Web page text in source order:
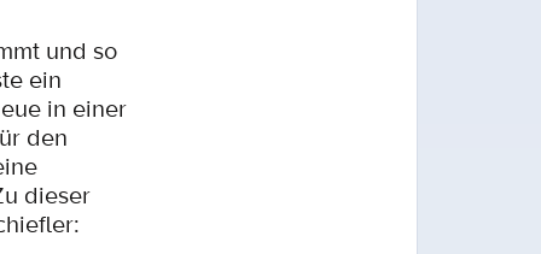
und so
ein
in einer
den
dieser